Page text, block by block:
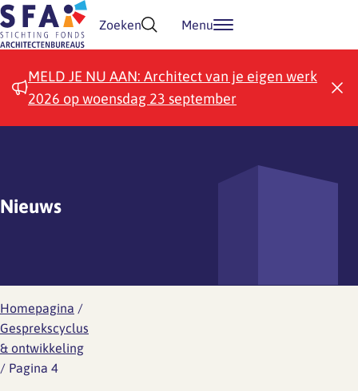
Doorgaan naar inhoud
Zoeken Menu
MELD JE NU AAN: Architect van je eigen werk
2026 op woensdag 23 september
Nieuws
Homepagina /
Gesprekscyclus
& ontwikkeling
/ Pagina 4